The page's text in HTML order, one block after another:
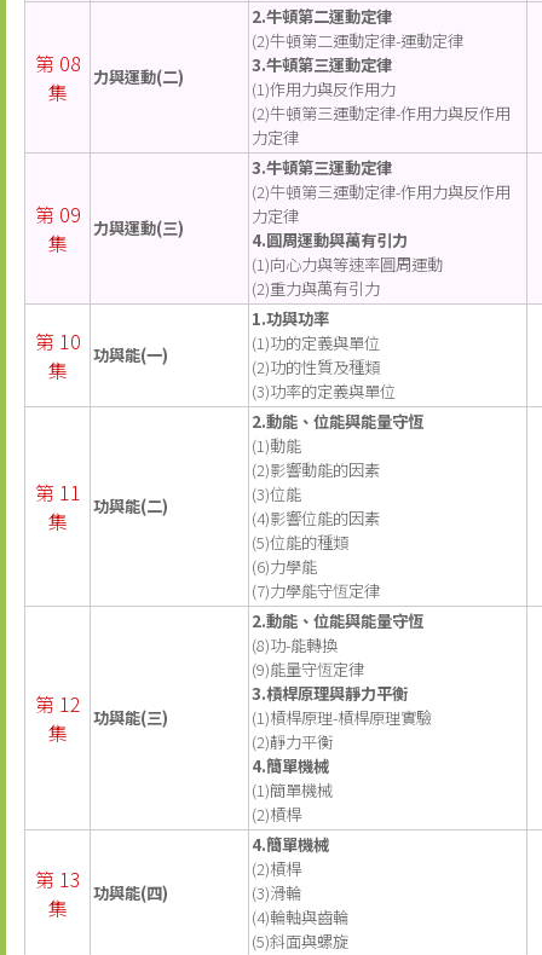
第 08
集
力與運動(二)
2.牛頓第二運動定律
(2)牛頓第二運動定律-運動定律
3.牛頓第三運動定律
(1)作用力與反作用力
(2)牛頓第三運動定律-作用力與反作用
力定律
第 09
集
力與運動(三)
3.牛頓第三運動定律
(2)牛頓第三運動定律-作用力與反作用
力定律
4.圓周運動與萬有引力
(1)向心力與等速率圓周運動
(2)重力與萬有引力
第 10
集
功與能(一)
1.功與功率
(1)功的定義與單位
(2)功的性質及種類
(3)功率的定義與單位
第 11
集
功與能(二)
2.動能、位能與能量守恆
(1)動能
(2)影響動能的因素
(3)位能
(4)影響位能的因素
(5)位能的種類
(6)力學能
(7)力學能守恆定律
第 12
集
功與能(三)
2.動能、位能與能量守恆
(8)功-能轉換
(9)能量守恆定律
3.槓桿原理與靜力平衡
(1)槓桿原理-槓桿原理實驗
(2)靜力平衡
4.簡單機械
(1)簡單機械
(2)槓桿
第 13
集
功與能(四)
4.簡單機械
(2)槓桿
(3)滑輪
(4)輪軸與齒輪
(5)斜面與螺旋